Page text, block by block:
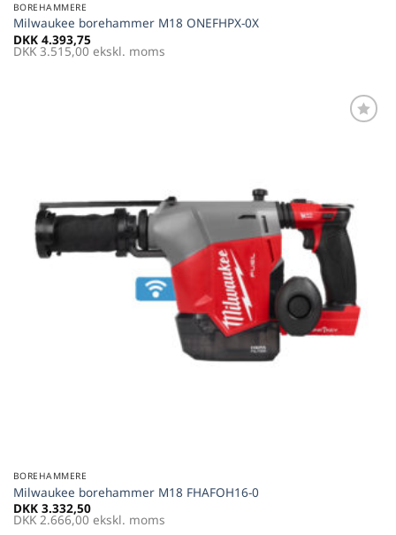
BOREHAMMERE
Milwaukee borehammer M18 ONEFHPX-0X
DKK 4.393,75
DKK 3.515,00 ekskl. moms
BOREHAMMERE
Milwaukee borehammer M18 FHAFOH16-0
DKK 3.332,50
DKK 2.666,00 ekskl. moms